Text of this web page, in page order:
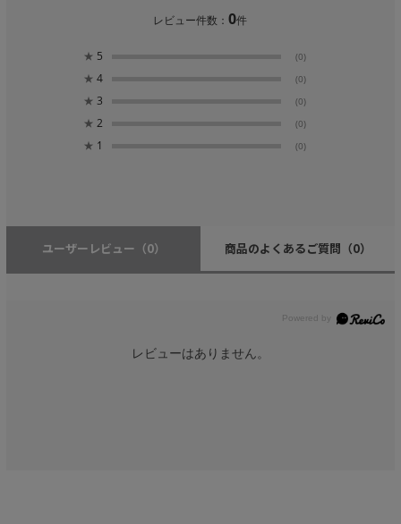
レビュー件数：0件
★ 5 (0)
★ 4 (0)
★ 3 (0)
★ 2 (0)
★ 1 (0)
ユーザーレビュー （0） 商品のよくあるご質問 （0）
レビューはありません。